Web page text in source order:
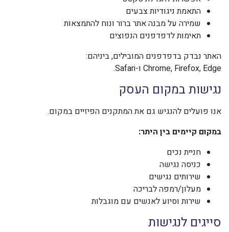
התאמת ניגודיות צבעים
שמירה על מבנה אתר ברור ונוח להתמצאות
תאימות לדפדפנים הנפוצים
האתר נבדק בדפדפנים המובילים, ביניהם:
Chrome, Firefox, Edge ו-Safari.
נגישות במקום העסק
אנו פועלים להנגיש גם את המתקנים הפיזיים במקום.
במקום קיימים בין היתר:
חניית נכים
כניסה נגישה
שירותים נגישים
מעלון/רמפה לבריכה
שירות וסיוע לאנשים עם מוגבלות
סייגים לנגישות